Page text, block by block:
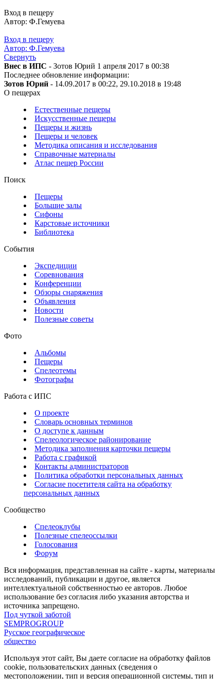
Вход в пещеру
Автор: Ф.Гемуева
Вход в пещеру
Автор: Ф.Гемуева
Свернуть
Внес в ИПС - Зотов Юрий 1 апреля 2017 в 00:38
Последнее обновление информации:
Зотов Юрий - 14.09.2017 в 00:22, 29.10.2018 в 19:48
О пещерах
Естественные пещеры
Искусственные пещеры
Пещеры и жизнь
Пещеры и человек
Методика описания и исследования
Справочные материалы
Атлас пещер России
Поиск
Пещеры
Большие залы
Сифоны
Карстовые источники
Библиотека
События
Экспедиции
Соревнования
Конференции
Обзоры снаряжения
Объявления
Новости
Полезные советы
Фото
Альбомы
Пещеры
Спелеотемы
Фотографы
Работа с ИПС
О проекте
Словарь основных терминов
О доступе к данным
Спелеологическое районирование
Методика заполнения карточки пещеры
Работа с графикой
Контакты администраторов
Политика обработки персональных данных
Согласие посетителя сайта на обработку
персональных данных
Сообщество
Спелеоклубы
Полезные спелеоссылки
Голосования
Форум
Вся информация, представленная на сайте - карты, материалы
исследований, публикации и другое, является
интеллектуальной собственностью ее авторов. Любое
использование без согласия либо указания авторства и
источника запрещено.
Под чуткой заботой
SEMPROGROUP
Русское географическое
общество
Используя этот сайт, Вы даете согласие на обработку файлов
cookie, пользовательских данных (сведения о
местоположении, тип и версия операционной системы, тип и